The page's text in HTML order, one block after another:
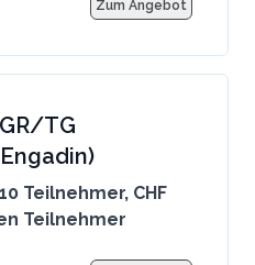
Zum Angebot
TG
Teilnehmer, CHF
Teilnehmer